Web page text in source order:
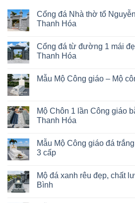
Cổng đá Nhà thờ tổ
Thanh Hóa
Cổng đá từ đường 1 mái
Thanh Hóa
Mẫu Mộ Công giáo – Mộ
Mộ Chôn 1 lần Công giáo
Thanh Hóa
Mẫu Mộ Công giáo đá
3 cấp
Mộ đá xanh rêu đẹp, chất
Bình